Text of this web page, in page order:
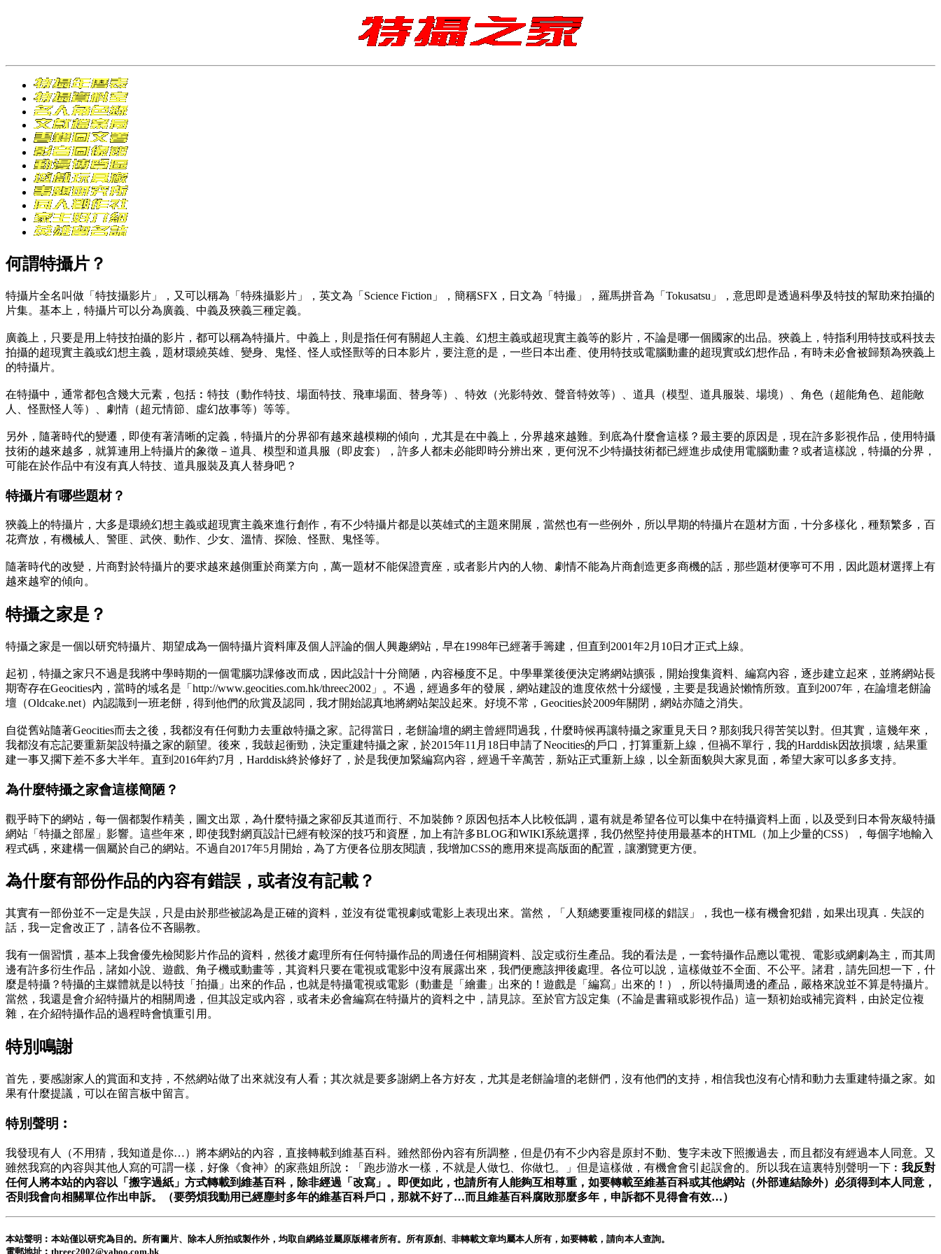
何謂特攝片？
特攝片全名叫做「特技攝影片」，又可以稱為「特殊攝影片」，英文為「Science Fiction」，簡稱SFX，日文為「特撮」，羅馬拼音為「Tokusatsu」，意思即是透過科學及特技的幫助來拍攝的
片集。基本上，特攝片可以分為廣義、中義及狹義三種定義。
廣義上，只要是用上特技拍攝的影片，都可以稱為特攝片。中義上，則是指任何有關超人主義、幻想主義或超現實主義等的影片，不論是哪一個國家的出品。狹義上，特指利用特技或科技去
拍攝的超現實主義或幻想主義，題材環繞英雄、變身、鬼怪、怪人或怪獸等的日本影片，要注意的是，一些日本出產、使用特技或電腦動畫的超現實或幻想作品，有時未必會被歸類為狹義上
的特攝片。
在特攝中，通常都包含幾大元素，包括︰特技（動作特技、場面特技、飛車場面、替身等）、特效（光影特效、聲音特效等）、道具（模型、道具服裝、場境）、角色（超能角色、超能敵
人、怪獸怪人等）、劇情（超元情節、虛幻故事等）等等。
另外，隨著時代的變遷，即使有著清晰的定義，特攝片的分界卻有越來越模糊的傾向，尤其是在中義上，分界越來越難。到底為什麼會這樣？最主要的原因是，現在許多影視作品，使用特攝
技術的越來越多，就算連用上特攝片的象徵－道具、模型和道具服（即皮套），許多人都未必能即時分辨出來，更何況不少特攝技術都已經進步成使用電腦動畫？或者這樣說，特攝的分界，
可能在於作品中有沒有真人特技、道具服裝及真人替身吧？
特攝片有哪些題材？
狹義上的特攝片，大多是環繞幻想主義或超現實主義來進行創作，有不少特攝片都是以英雄式的主題來開展，當然也有一些例外，所以早期的特攝片在題材方面，十分多樣化，種類繁多，百
花齊放，有機械人、警匪、武俠、動作、少女、溫情、探險、怪獸、鬼怪等。
隨著時代的改變，片商對於特攝片的要求越來越側重於商業方向，萬一題材不能保證賣座，或者影片內的人物、劇情不能為片商創造更多商機的話，那些題材便寧可不用，因此題材選擇上有
越來越窄的傾向。
特攝之家是？
特攝之家是一個以研究特攝片、期望成為一個特攝片資料庫及個人評論的個人興趣網站，早在1998年已經著手籌建，但直到2001年2月10日才正式上線。
起初，特攝之家只不過是我將中學時期的一個電腦功課修改而成，因此設計十分簡陋，內容極度不足。中學畢業後便決定將網站擴張，開始搜集資料、編寫內容，逐步建立起來，並將網站長
期寄存在Geocities內，當時的域名是「http://www.geocities.com.hk/threec2002」。不過，經過多年的發展，網站建設的進度依然十分緩慢，主要是我過於懶惰所致。直到2007年，在論壇老餅論
壇（Oldcake.net）內認識到一班老餅，得到他們的欣賞及認同，我才開始認真地將網站架設起來。好境不常，Geocities於2009年關閉，網站亦隨之消失。
自從舊站隨著Geocities而去之後，我都沒有任何動力去重啟特攝之家。記得當日，老餅論壇的網主曾經問過我，什麼時候再讓特攝之家重見天日？那刻我只得苦笑以對。但其實，這幾年來，
我都沒有忘記要重新架設特攝之家的願望。後來，我鼓起衝勁，決定重建特攝之家，於2015年11月18日申請了Neocities的戶口，打算重新上線，但禍不單行，我的Harddisk因故損壞，結果重
建一事又擱下差不多大半年。直到2016年約7月，Harddisk終於修好了，於是我便加緊編寫內容，經過千辛萬苦，新站正式重新上線，以全新面貌與大家見面，希望大家可以多多支持。
為什麼特攝之家會這樣簡陋？
觀乎時下的網站，每一個都製作精美，圖文出眾，為什麼特攝之家卻反其道而行、不加裝飾？原因包括本人比較低調，還有就是希望各位可以集中在特攝資料上面，以及受到日本骨灰級特攝
網站「特攝之部屋」影響。這些年來，即使我對網頁設計已經有較深的技巧和資歷，加上有許多BLOG和WIKI系統選擇，我仍然堅持使用最基本的HTML（加上少量的CSS），每個字地輸入
程式碼，來建構一個屬於自己的網站。不過自2017年5月開始，為了方便各位朋友閱讀，我增加CSS的應用來提高版面的配置，讓瀏覽更方便。
為什麼有部份作品的內容有錯誤，或者沒有記載？
其實有一部份並不一定是失誤，只是由於那些被認為是正確的資料，並沒有從電視劇或電影上表現出來。當然，「人類總要重複同樣的錯誤」，我也一樣有機會犯錯，如果出現真．失誤的
話，我一定會改正了，請各位不吝賜教。
我有一個習慣，基本上我會優先檢閱影片作品的資料，然後才處理所有任何特攝作品的周邊任何相關資料、設定或衍生產品。我的看法是，一套特攝作品應以電視、電影或網劇為主，而其周
邊有許多衍生作品，諸如小說、遊戲、角子機或動畫等，其資料只要在電視或電影中沒有展露出來，我們便應該押後處理。各位可以說，這樣做並不全面、不公平。諸君，請先回想一下，什
麼是特攝？特攝的主媒體就是以特技「拍攝」出來的作品，也就是特攝電視或電影（動畫是「繪畫」出來的！遊戲是「編寫」出來的！），所以特攝周邊的產品，嚴格來說並不算是特攝片。
當然，我還是會介紹特攝片的相關周邊，但其設定或內容，或者未必會編寫在特攝片的資料之中，請見諒。至於官方設定集（不論是書籍或影視作品）這一類初始或補完資料，由於定位複
雜，在介紹特攝作品的過程時會慎重引用。
特別鳴謝
首先，要感謝家人的賞面和支持，不然網站做了出來就沒有人看；其次就是要多謝網上各方好友，尤其是老餅論壇的老餅們，沒有他們的支持，相信我也沒有心情和動力去重建特攝之家。如
果有什麼提議，可以在留言板中留言。
特別聲明︰
我發現有人（不用猜，我知道是你…）將本網站的內容，直接轉載到維基百科。雖然部份內容有所調整，但是仍有不少內容是原封不動、隻字未改下照搬過去，而且都沒有經過本人同意。又
雖然我寫的內容與其他人寫的可謂一樣，好像《食神》的家燕姐所說︰「跑步游水一樣，不就是人做乜、你做乜。」但是這樣做，有機會會引起誤會的。所以我在這裏特別聲明一下︰ 我反對
任何人將本站的內容以「搬字過紙」方式轉載到維基百科，除非經過「改寫」。即便如此，也請所有人能夠互相尊重，如要轉載至維基百科或其他網站（外部連結除外）必須得到本人同意，
否則我會向相關單位作出申訴。（要勞煩我動用已經塵封多年的維基百科戶口，那就不好了…而且維基百科腐敗那麼多年，申訴都不見得會有效…）
本站聲明︰本站僅以研究為目的。所有圖片、除本人所拍或製作外，均取自網絡並屬原版權者所有。所有原創、非轉載文章均屬本人所有，如要轉載，請向本人查詢。
電郵地址︰threec2002@yahoo.com.hk